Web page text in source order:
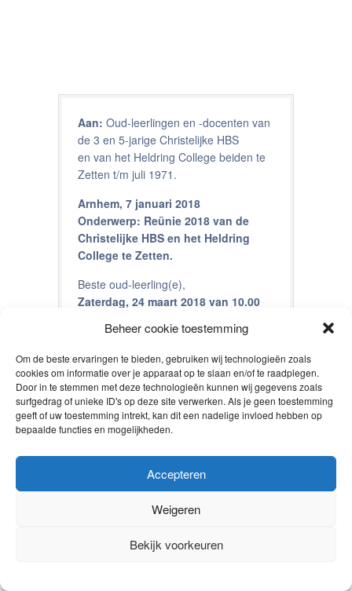
Beheer cookie toestemming
Om de beste ervaringen te bieden, gebruiken wij technologieën zoals
cookies om informatie over je apparaat op te slaan en/of te raadplegen.
Door in te stemmen met deze technologieën kunnen wij gegevens zoals
surfgedrag of unieke ID's op deze site verwerken. Als je geen toestemming
geeft of uw toestemming intrekt, kan dit een nadelige invloed hebben op
bepaalde functies en mogelijkheden.
Accepteren
Weigeren
Bekijk voorkeuren
Aan: Oud-leerlingen en -docenten van
de 3 en 5-jarige Christelijke HBS
en van het Heldring College beiden te
Zetten t/m juli 1971.
Arnhem, 7 januari 2018
Onderwerp: Reünie 2018 van de
Christelijke HBS en het Heldring
College te Zetten.
Beste oud-leerling(e),
Zaterdag, 24 maart 2018 van 10.00
vandaagnog in je agenda!
Vorige keer is het Hendrik Pierson
College (HPC) aan de Mammoetstraat
in Zetten ons zo goed bevallen, dat wij
er graag weer terugkeren. Gelukkig
hebben wij het HPC weer bereid
gevonden ons te ontvangen. Het ligt
bovendien slechts 800 meter van het
station Zetten-Andelst.
Om zoveel mogelijk oud-school- en
klasgenoten te kunnen uitnodigen
vragen wij jou ons naam, adres,
woonplaats en zo mogelijk e-mailadres